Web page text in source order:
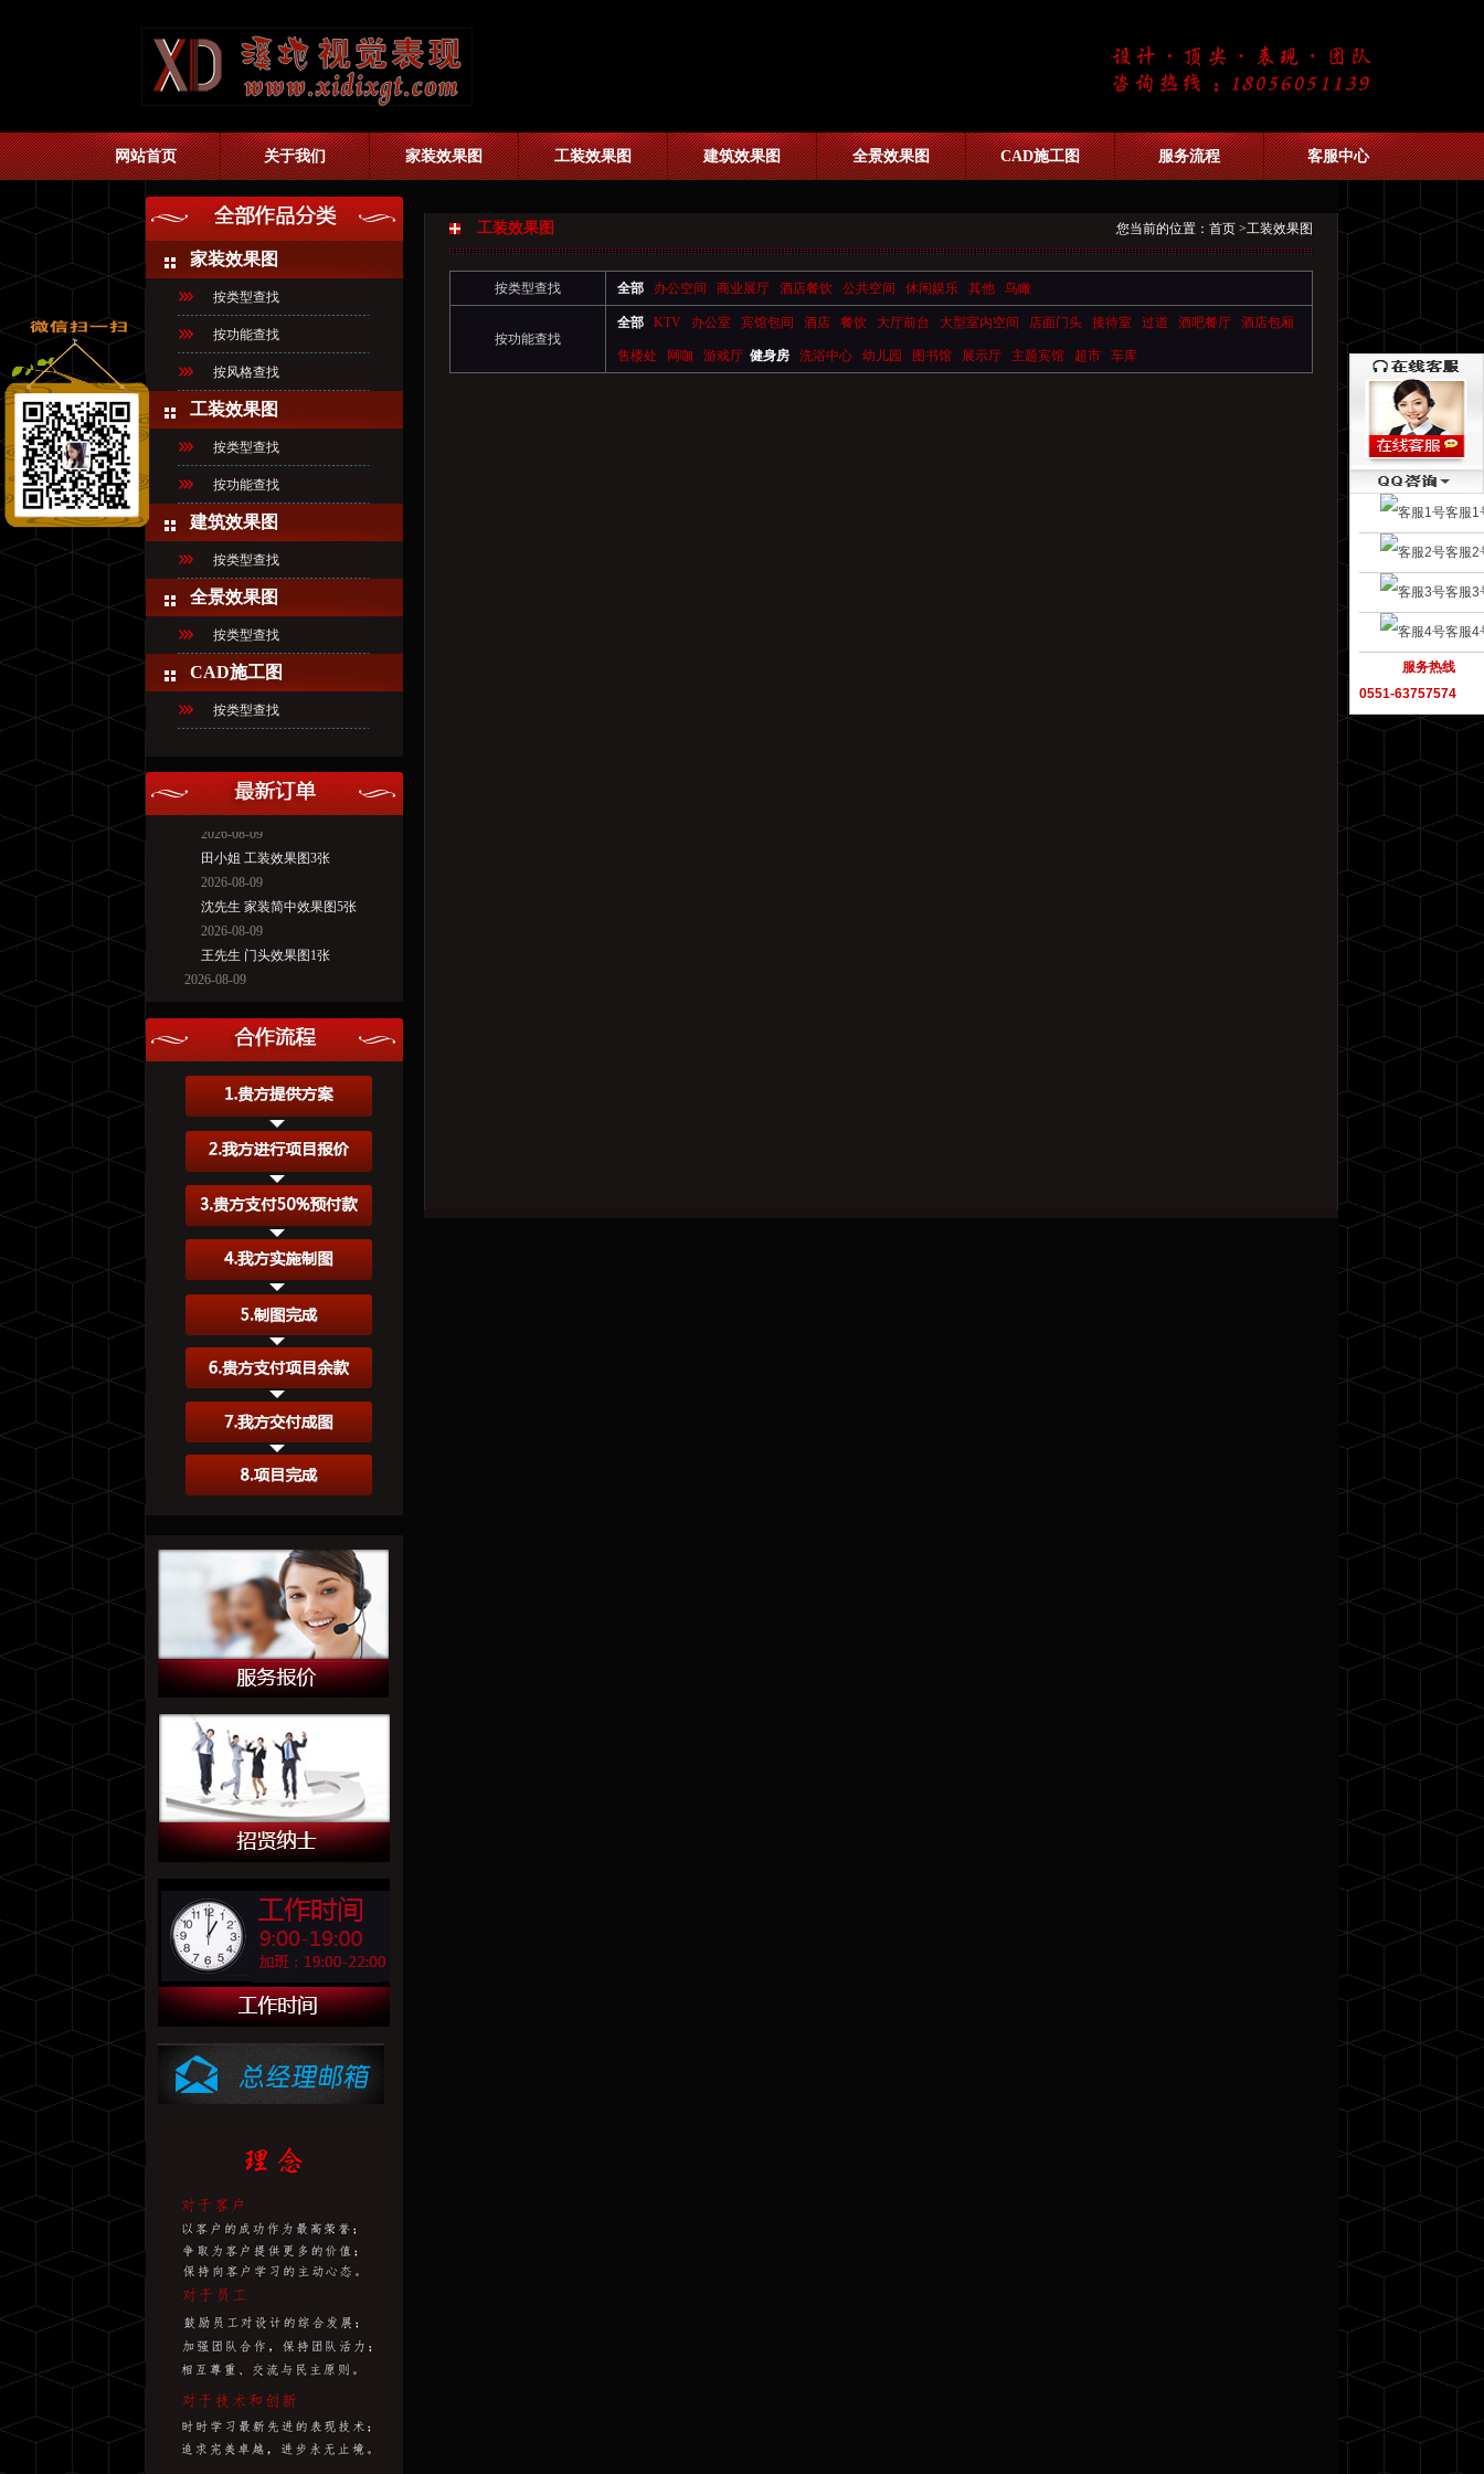
网站首页 关于我们 家装效果图 工装效果图 建筑效果图 全景效果图 CAD施工图 服务流程 客服中心
家装效果图
按类型查找
按功能查找
按风格查找
工装效果图
按类型查找
按功能查找
建筑效果图
按类型查找
全景效果图
按类型查找
CAD施工图
按类型查找
2026-08-09
2026-08-09
赵女士 家装简约效果图1张
田小姐 工装效果图3张
2026-08-09
沈先生 家装简中效果图5张
2026-08-09
王先生 门头效果图1张
2026-08-09
2026-08-09
赵女士 家装简约效果图1张
田小姐 工装效果图3张
2026-08-09
沈先生 家装简中效果图5张
王先生 门头效果图1张
工装效果图 您当前的位置： 首页 >工装效果图
按类型查找 全部 办公空间 商业展厅 酒店餐饮 公共空间 休闲娱乐 其他 鸟瞰
按功能查找
全部 KTV 办公室 宾馆包间 酒店 餐饮 大厅前台 大型室内空间 店面门头 接待室 过道 酒吧餐厅 酒店包厢
售楼处 网咖 游戏厅 健身房 洗浴中心 幼儿园 图书馆 展示厅 主题宾馆 超市 车库
客服1
客服2
客服3
客服4
服务热线
0551-63757574